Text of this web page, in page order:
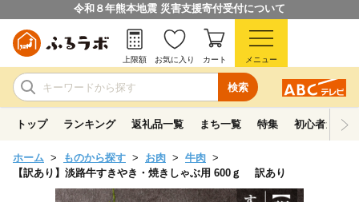
令和８年熊本地震 災害支援寄付受付について
検索
上限額 お気に入り カート メニュー
トップ ランキング 返礼品一覧 まち一覧 特集 初心者ガイド
ホーム ものから探す お肉
牛肉
【訳あり】淡路牛すきやき・焼きしゃぶ用 600ｇ 訳あり